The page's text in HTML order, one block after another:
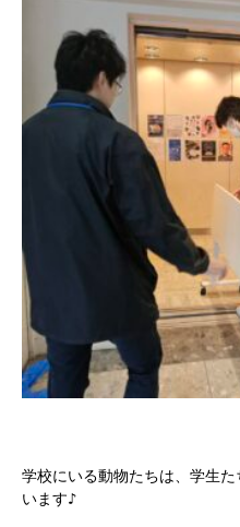
学校にいる動物たちは、学生
います♪